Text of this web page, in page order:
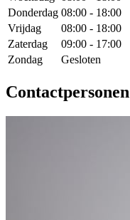
Donderdag 08:00 - 18:00
Vrijdag
08:00 - 18:00
Zaterdag
09:00 - 17:00
Zondag
Gesloten
Contactpersonen